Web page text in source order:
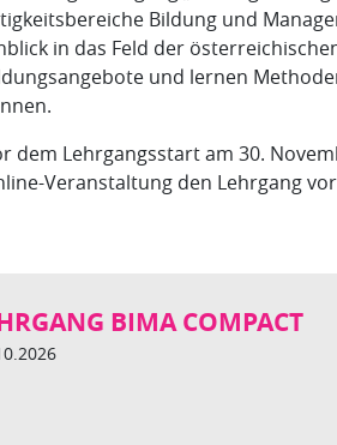
Bildung und
in das Feld der
und lernen
dem Lehrgangsstart am 30.
Veranstaltung den Lehrgang
BIMA COMPACT